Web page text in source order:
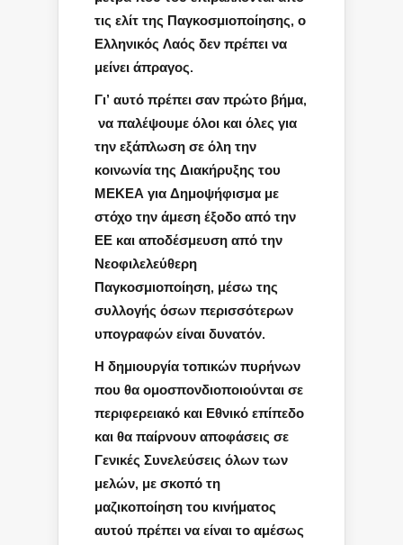
τις ελίτ της Παγκοσμιοποίησης, ο
Ελληνικός Λαός δεν πρέπει να
μείνει άπραγος.
Γι’ αυτό πρέπει σαν πρώτο βήμα,
να παλέψουμε όλοι και όλες για
την εξάπλωση σε όλη την
κοινωνία της Διακήρυξης του
ΜΕΚΕΑ για Δημοψήφισμα με
στόχο την άμεση έξοδο από την
ΕΕ και αποδέσμευση από την
Νεοφιλελεύθερη
Παγκοσμιοποίηση, μέσω της
συλλογής όσων περισσότερων
υπογραφών είναι δυνατόν.
Η δημιουργία τοπικών πυρήνων
που θα ομοσπονδιοποιούνται σε
περιφερειακό και Εθνικό επίπεδο
και θα παίρνουν αποφάσεις σε
Γενικές Συνελεύσεις όλων των
μελών, με σκοπό τη
μαζικοποίηση του κινήματος
αυτού πρέπει να είναι το αμέσως